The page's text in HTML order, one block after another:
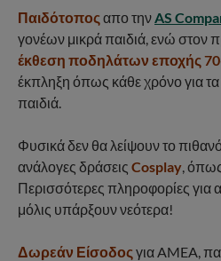
Παιδότοπος απο τηνAS
γονέων μικρά παιδιά, ενώ στον
έκθεση ποδηλάτων εποχής
έκπληξη όπως κάθε χρόνο για τα
παιδιά.
Φυσικά δεν θα λείψουν το
ανάλογες δράσεις Cosplay,
Περισσότερες πληροφορίες για
μόλις υπάρξουν νεότερα!
Δωρεάν Είσοδος για AMEA,